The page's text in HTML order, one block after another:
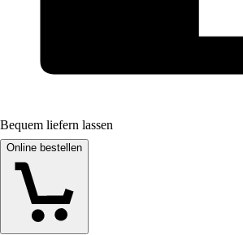
Bequem liefern lassen
Online bestellen